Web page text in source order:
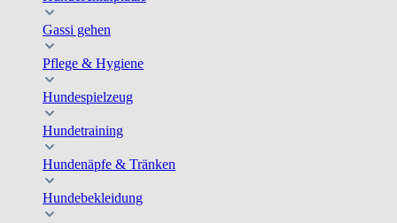
Gassi gehen
Pflege & Hygiene
Hundespielzeug
Hundetraining
Hundenäpfe & Tränken
Hundebekleidung